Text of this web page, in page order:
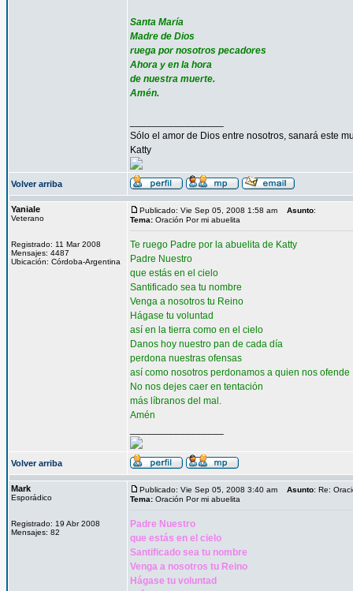
Santa María
Madre de Dios
ruega por nosotros pecadores
Ahora y en la hora
de nuestra muerte.
Amén.
Sólo el amor de Dios entre nosotros, sanará este
Katty
Volver arriba
Yaniale
Veterano
Registrado: 11 Mar 2008
Mensajes: 4487
Ubicación: Córdoba-Argentina
Publicado: Vie Sep 05, 2008 1:58 am Asunto:
Tema: Oración Por mi abuelita
Te ruego Padre por la abuelita de Katty
Padre Nuestro
que estás en el cielo
Santificado sea tu nombre
Venga a nosotros tu Reino
Hágase tu voluntad
así en la tierra como en el cielo
Danos hoy nuestro pan de cada día
perdona nuestras ofensas
así como nosotros perdonamos a quien nos ofende
No nos dejes caer en tentación
más líbranos del mal.
Amén
Volver arriba
Mark
Esporádico
Registrado: 19 Abr 2008
Mensajes: 82
Publicado: Vie Sep 05, 2008 3:40 am Asunto: Re:
Tema: Oración Por mi abuelita
Padre Nuestro
que estás en el cielo
Santificado sea tu nombre
Venga a nosotros tu Reino
Hágase tu voluntad